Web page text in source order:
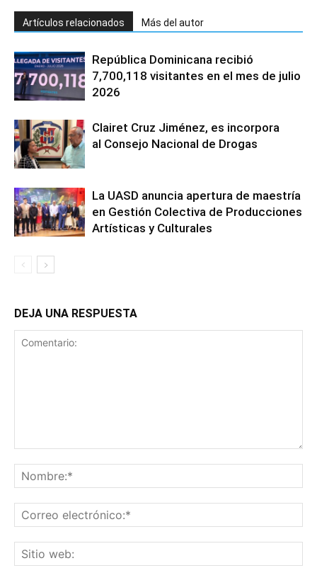
Artículos relacionados Más del autor
República Dominicana recibió
7,700,118 visitantes en el mes de julio
2026
Clairet Cruz Jiménez, es incorpora
al Consejo Nacional de Drogas
La UASD anuncia apertura de maestría
en Gestión Colectiva de Producciones
Artísticas y Culturales
DEJA UNA RESPUESTA